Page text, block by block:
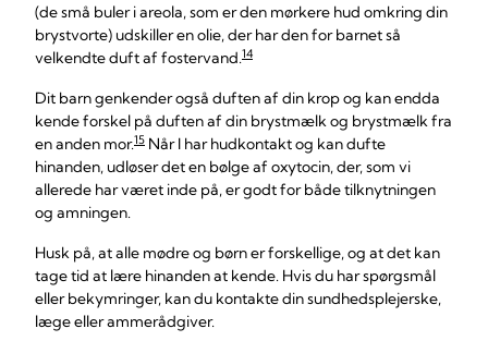
(de små buler i areola, som er den mørkere hud omkring din
brystvorte) udskiller en olie, der har den for barnet så
velkendte duft af fostervand.14
Dit barn genkender også duften af din krop og kan endda
kende forskel på duften af din brystmælk og brystmælk fra
en anden mor.15 Når I har hudkontakt og kan dufte
hinanden, udløser det en bølge af oxytocin, der, som vi
allerede har været inde på, er godt for både tilknytningen
og amningen.
Husk på, at alle mødre og børn er forskellige, og at det kan
tage tid at lære hinanden at kende. Hvis du har spørgsmål
eller bekymringer, kan du kontakte din sundhedsplejerske,
læge eller ammerådgiver.